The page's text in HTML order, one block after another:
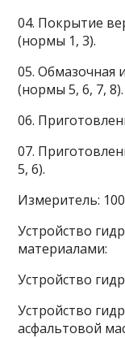
04. Покрытие
(нормы 1, 3).
05. Обмазочная
(нормы 5, 6, 7, 8).
06.
07.
5, 6).
Измеритель:
Устройство
материалами:
Устройство
Устройство
асфальтовой